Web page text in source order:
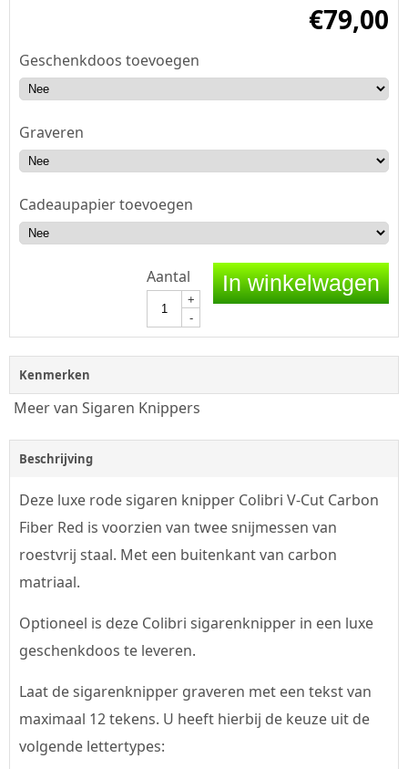
€79,00
Geschenkdoos toevoegen
Graveren
Cadeaupapier toevoegen
Aantal
+
-
In winkelwagen
Kenmerken
Meer van Sigaren Knippers
Beschrijving
Deze luxe rode sigaren knipper Colibri V-Cut Carbon
Fiber Red is voorzien van twee snijmessen van
roestvrij staal. Met een buitenkant van carbon
matriaal.
Optioneel is deze Colibri sigarenknipper in een luxe
geschenkdoos te leveren.
Laat de sigarenknipper graveren met een tekst van
maximaal 12 tekens. U heeft hierbij de keuze uit de
volgende lettertypes: